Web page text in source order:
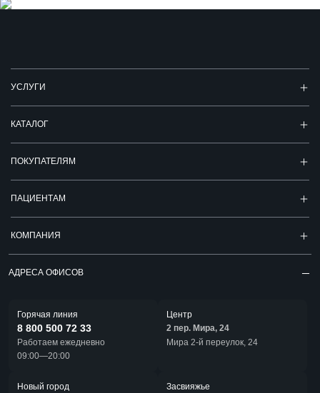
УСЛУГИ
КАТАЛОГ
ПОКУПАТЕЛЯМ
ПАЦИЕНТАМ
КОМПАНИЯ
АДРЕСА ОФИСОВ
Горячая линия
8 800 500 72 33
Работаем ежедневно
09:00—20:00
Центр
2 пер. Мира, 24
Мира 2-й переулок, 24
Новый город
Засвияжье